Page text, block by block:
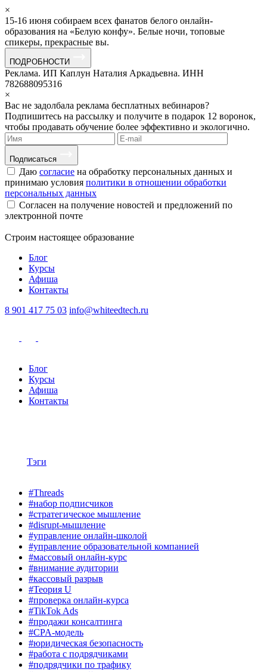
×
15-16 июня собираем всех фанатов белого онлайн-
образования на «Белую конфу». Белые ночи, топовые
спикеры, прекрасные вы.
ПОДРОБНОСТИ
Реклама. ИП Каплун Наталия Аркадьевна. ИНН
782688095316
×
Вас не задолбала реклама бесплатных вебинаров?
Подпишитесь на рассылку и получите в подарок 12 воронок,
чтобы продавать обучение более эффективно и экологично.
Подписаться
Даю согласие на обработку персональных данных и
принимаю условия политики в отношении обработки
персональных данных
Согласен на получение новостей и предложений по
электронной почте
Строим настоящее образование
Блог
Курсы
Афиша
Контакты
8 901 417 75 03 info@whiteedtech.ru
Блог
Курсы
Афиша
Контакты
Тэги
#Threads
#набор подписчиков
#стратегическое мышление
#disrupt-мышление
#управление онлайн-школой
#управление образовательной компанией
#массовый онлайн-курс
#внимание аудитории
#кассовый разрыв
#Теория U
#проверка онлайн-курса
#TikTok Ads
#продажи консалтинга
#CPA-модель
#юридическая безопасность
#работа с подрядчиками
#подрядчики по трафику